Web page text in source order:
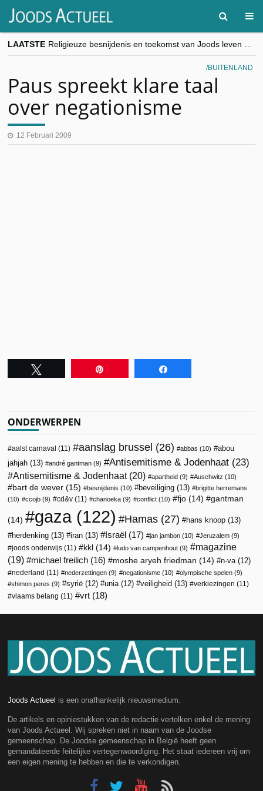
LAATSTE
“Besnijdenisdebat toont hoe moeilijk seculiere Westen minderheden begrijpt”, Jinnih Beels (Vooruit)
CITYTRIP | ROEMENIË – Boekarest: de verrassing van Oost-Europa
BUITENLAND
Paus spreekt klare taal
over negationisme
12 Februari 2009
ONDERWERPEN
aalst carnaval (11) aanslag brussel (26) abbas (10)
abou
jahjah (13) andré gantman (9) Antisemitisme & Jodenhaat (23)
Antisemitisme & Jodenhaat(20) apartheid (9) Auschwitz (10)
bart de wever (15) besnijdenis (10) beveiliging (13)
brigitte herremans
(10)
ccojb (9) cd&v (11) chanoeka (9) conflict (10) fjo (14) gantman
(14) gaza (122) Hamas (27) hans knoop (13)
herdenking (13) iran (13) Israël (17) jan jambon (10) Jeruzalem (9)
joods onderwijs (11) kkl (14) ludo van campenhout (9)
magazine
(19)
michael freilich (16) moshe aryeh friedman (14) n-va (12)
nederland (11) nederzettingen (9) negationisme (10) olympische spelen (9)
shimon peres (9) syrië (12) unia (12) veiligheid (13) verkiezingen (11)
vlaams belang (11) vrt (18)
Joods Actueel is een onafhankelijk nieuwsmedium.
De artikels en opiniestukken van de redactie vertolken enkel de mening
van Joods Actueel. Wij spreken niet in naam van de Joodse
gemeenschap. De Joodse gemeenschap in België heeft geen
gemandateerde feitelijke vertegenwoordiging. Het staat iedereen vrij om
een eigen mening te hebben en die te verkondigen.